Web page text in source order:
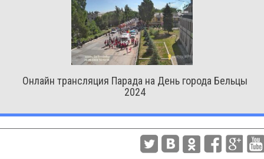
Онлайн трансляция Парада на День города Бельцы
2024